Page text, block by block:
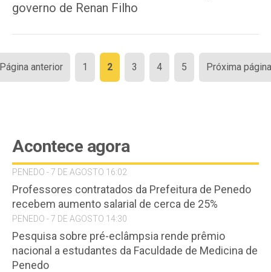
governo de Renan Filho
Paginação
de
anterior 1 2 3 4 5 Próxima
Acontece agora
PENEDO - 7 DE AGOSTO 16:02
Professores contratados da Prefeitura de Penedo
recebem aumento salarial de cerca de 25%
PENEDO - 7 DE AGOSTO 14:30
Pesquisa sobre pré-eclâmpsia rende prêmio
nacional a estudantes da Faculdade de Medicina de
Penedo